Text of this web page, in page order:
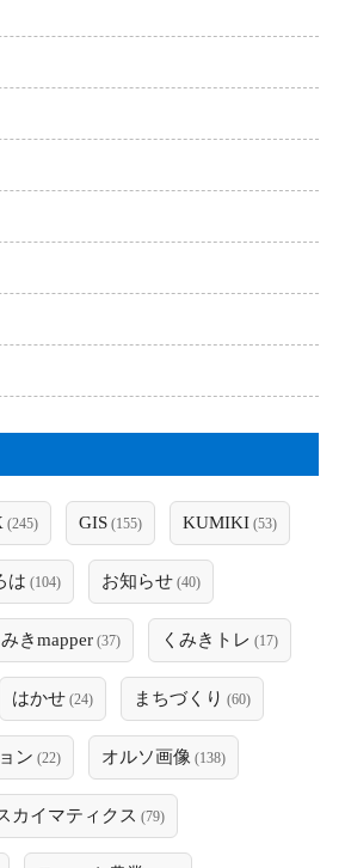
(245) GIS (155) KUMIKI (53)
は (104) お知らせ (40)
みきmapper (37) くみきトレ (17)
はかせ (24) まちづくり (60)
ン (22) オルソ画像 (138)
カイマティクス (79)